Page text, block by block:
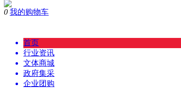
0 我的购物车
首页
行业资讯
文体商城
政府集采
企业团购